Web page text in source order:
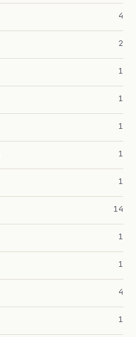
4
2
1
1
1
1
1
14
1
1
4
1